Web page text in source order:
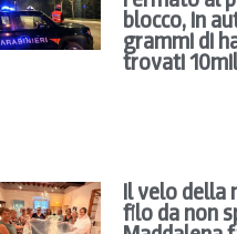
blocco, in
grammi di
trovati
Il velo della
filo da non